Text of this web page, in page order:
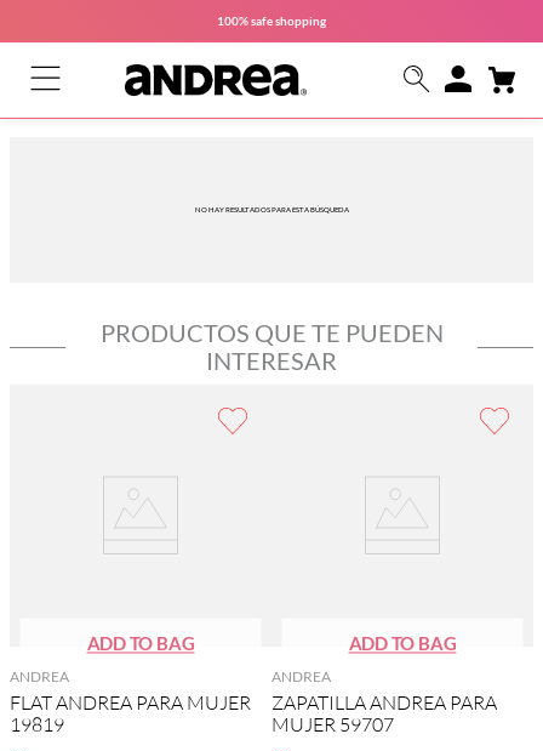
100% safeshopping
NO HAY RESULTADOS PARA ESTA BÚSQUEDA
PRODUCTOS QUE TE PUEDEN
INTERESAR
ANDREA
FLAT ANDREA PARA MUJER
19819
ANDREA
ZAPATILLA ANDREA PARA
MUJER 59707